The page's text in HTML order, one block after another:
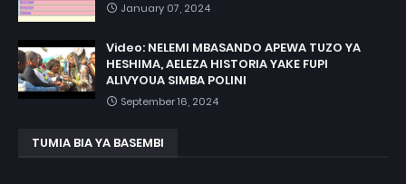
January 07, 2024
Video: NELEMI MBASANDO APEWA TUZO YA
HESHIMA, AELEZA HISTORIA YAKE FUPI
ALIVYOUA SIMBA POLINI
September 16, 2024
TUMIA BIA YA BASEMBI